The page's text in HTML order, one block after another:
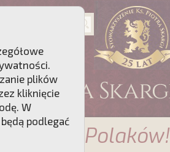
Polaków!
.
plików
kliknięcie
W
podlegać